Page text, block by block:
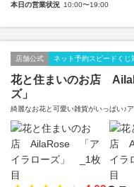
本日の営業状況 10:00〜19:00
店舗公式 ネット予約スピードくじ
花と住まいのお店
ズ」
綺麗なお花と可愛い雑貨がいっぱい♪